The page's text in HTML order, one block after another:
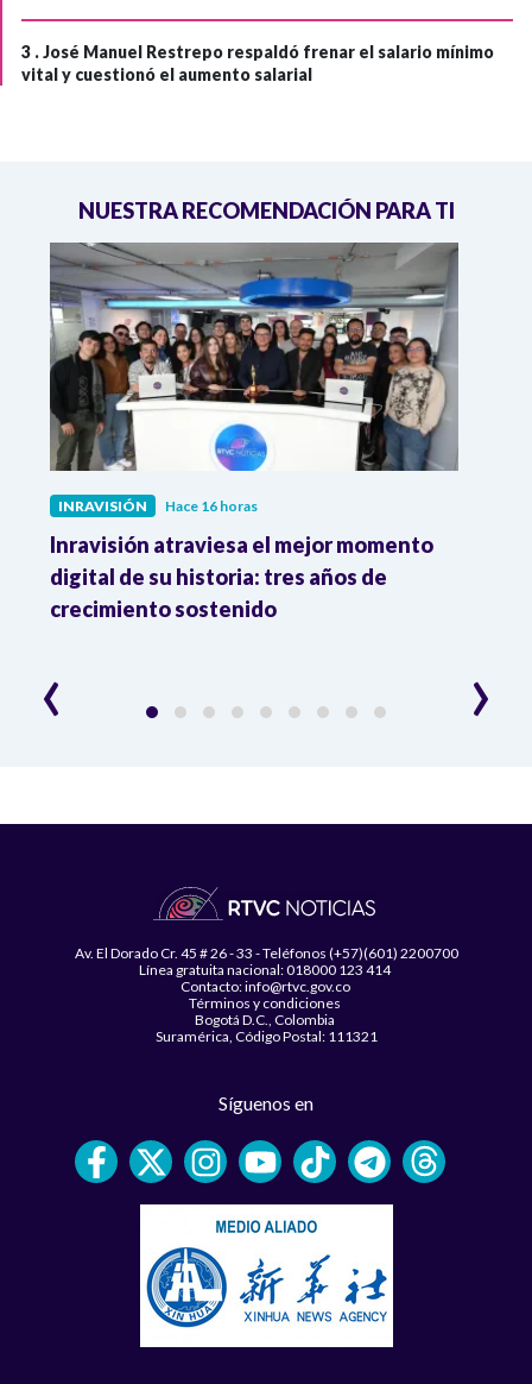
3 .José Manuel Restrepo respaldó frenar el salario mínimo
vital y cuestionó el aumento salarial
NUESTRA RECOMENDACIÓN PARA TI
INRAVISIÓN Hace 16 horas
Inravisión atraviesa el mejor momento
digital de su historia: tres años de
crecimiento sostenido
‹ ›
Av. El Dorado Cr. 45 # 26 - 33 - Teléfonos (+57)(601) 2200700
Línea gratuita nacional: 018000 123 414
Contacto: info@rtvc.gov.co
Términos y condiciones
Bogotá D.C., Colombia
Suramérica, Código Postal: 111321
Síguenos en